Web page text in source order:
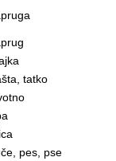
tatko
pes, pse